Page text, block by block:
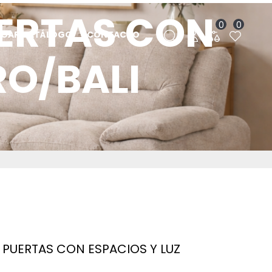
CATÁLOGO CONTACTO
0 0
CON
BALI
CON ESPACIOS Y LUZ